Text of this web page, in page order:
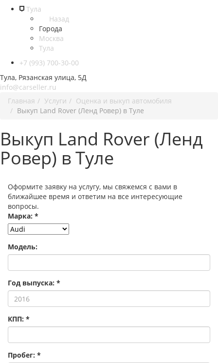
Тула
Назад
Города
Москва
Тула
+7 (993) 700-30-00
Тула, Рязанская улица, 5Д
info@carseller.ru
Главная
Услуги
Оценка и выкуп автомобиля
Выкуп Land Rover (Ленд Ровер) в Туле
Выкуп Land Rover (Ленд
Ровер) в Туле
Оформите заявку на услугу, мы свяжемся с вами в
ближайшее время и ответим на все интересующие
вопросы.
Марка: *
Модель:
Год выпуска: *
КПП: *
Пробег: *